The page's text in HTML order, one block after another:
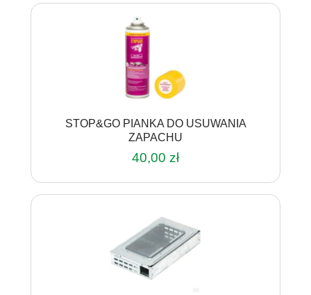
STOP&GO PIANKA DO USUWANIA
ZAPACHU
40,00 zł